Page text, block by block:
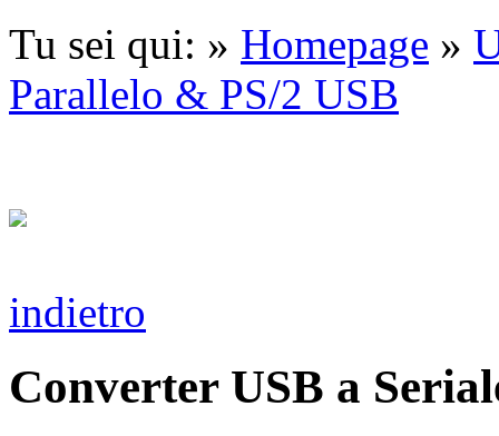
Tu sei qui: » Homepage »
Parallelo & PS/2 USB
indietro
Converter USB a